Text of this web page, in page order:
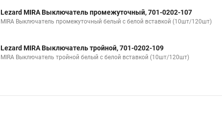
Lezard MIRA Выключатель промежуточный, 701-0202-107
MIRA Выключатель промежуточный белый с белой вставкой (10шт/120шт)
Lezard MIRA Выключатель тройной, 701-0202-109
MIRA Выключатель тройной белый с белой вставкой (10шт/120шт)